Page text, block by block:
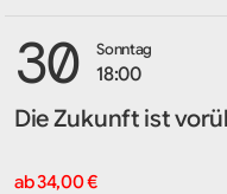
30 Sonntag
18:00
Die Zukunft ist
ab 34,00 €